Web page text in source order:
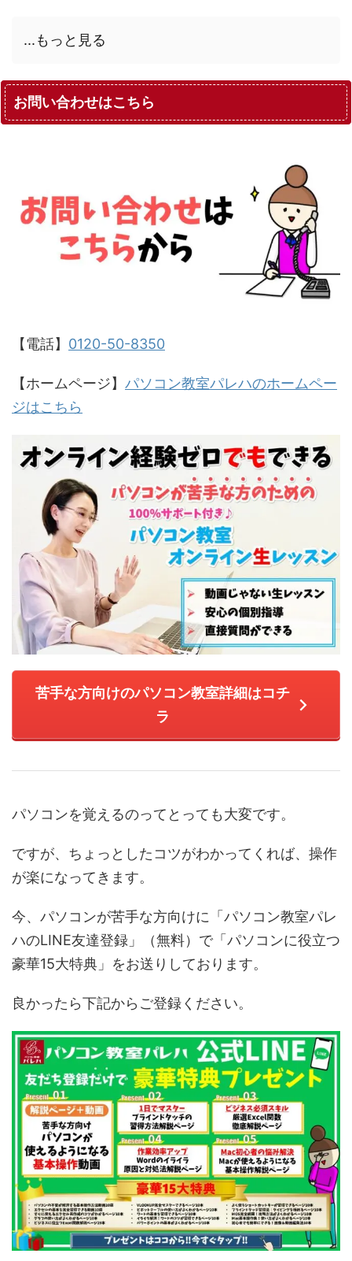
...もっと見る
お問い合わせはこちら
【電話】 0120-50-8350
【ホームページ】 パソコン教室パレハのホームペー
ジはこちら
苦手な方向けのパソコン教室詳細はコチ
ラ
パソコンを覚えるのってとっても大変です。
ですが、ちょっとしたコツがわかってくれば、操作
が楽になってきます。
今、パソコンが苦手な方向けに「パソコン教室パレ
ハのLINE友達登録」（無料）で「パソコンに役立つ
豪華15大特典」をお送りしております。
良かったら下記からご登録ください。